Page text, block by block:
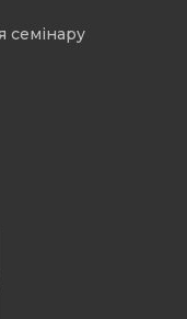
семінару